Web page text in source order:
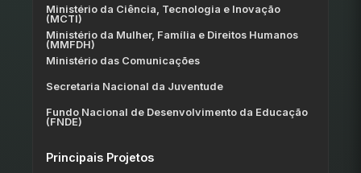
Ministério da Ciência, Tecnologia e Inovação
(MCTI)
Ministério da Mulher, Família e Direitos Humanos
(MMFDH)
Ministério das Comunicações
Secretaria Nacional da Juventude
Fundo Nacional de Desenvolvimento da Educação
(FNDE)
Principais Projetos